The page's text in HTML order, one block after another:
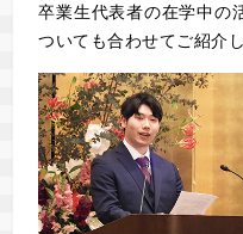
卒業生代表者の在学中の
ついても合わせてご紹介し